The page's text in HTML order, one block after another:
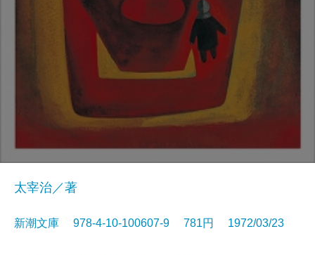
太宰治／著
新潮文庫 978-4-10-100607-9 781円 1972/03/23